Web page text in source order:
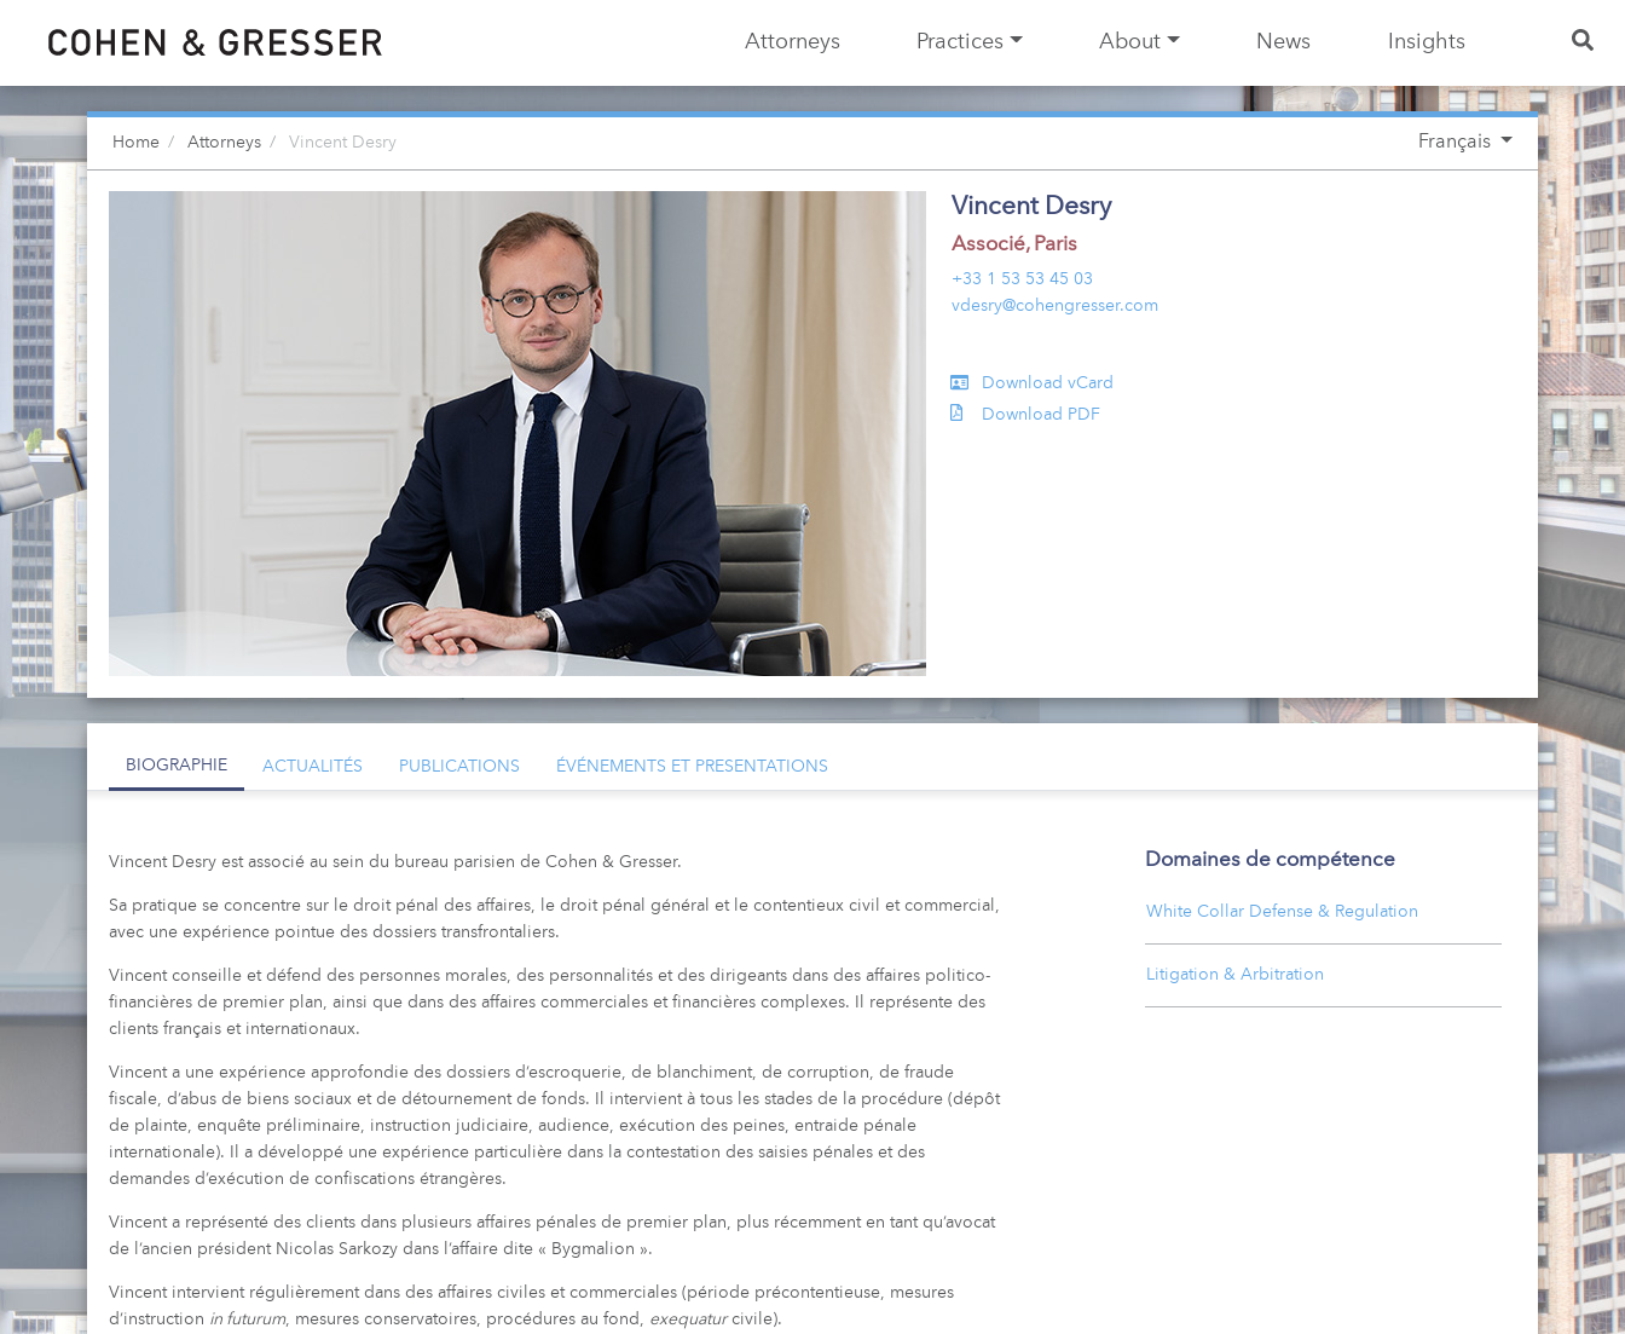
Attorneys Practices About News Insights
Home Attorneys Vincent Desry Français
Vincent Desry
Associé, Paris
+33 1 53 53 45 03
vdesry@cohengresser.com
Download vCard
Download PDF
BIOGRAPHIE ACTUALITÉS PUBLICATIONS ÉVÉNEMENTS ET PRESENTATIONS
Vincent Desry est associé au sein du bureau parisien de Cohen & Gresser.
Sa pratique se concentre sur le droit pénal des affaires, le droit pénal général et le contentieux civil et commercial,
avec une expérience pointue des dossiers transfrontaliers.
Vincent conseille et défend des personnes morales, des personnalités et des dirigeants dans des affaires politico-
financières de premier plan, ainsi que dans des affaires commerciales et financières complexes. Il représente des
clients français et internationaux.
Vincent a une expérience approfondie des dossiers d’escroquerie, de blanchiment, de corruption, de fraude
fiscale, d’abus de biens sociaux et de détournement de fonds. Il intervient à tous les stades de la procédure (dépôt
de plainte, enquête préliminaire, instruction judiciaire, audience, exécution des peines, entraide pénale
internationale). Il a développé une expérience particulière dans la contestation des saisies pénales et des
demandes d’exécution de confiscations étrangères.
Vincent a représenté des clients dans plusieurs affaires pénales de premier plan, plus récemment en tant qu’avocat
de l’ancien président Nicolas Sarkozy dans l’affaire dite « Bygmalion ».
Vincent intervient régulièrement dans des affaires civiles et commerciales (période précontentieuse, mesures
d’instruction in futurum, mesures conservatoires, procédures au fond, exequaturcivile).
Domaines de compétence
White Collar Defense & Regulation
Litigation & Arbitration